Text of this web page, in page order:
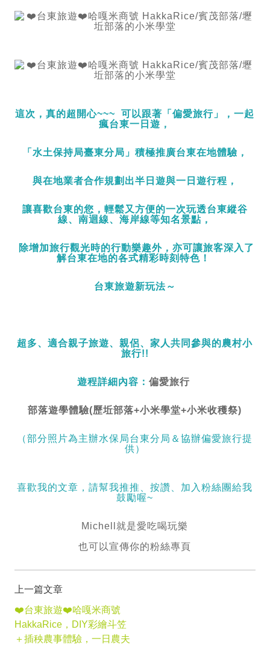
這次，真的超開心~~~ 可以跟著「偏愛旅行」，一起
瘋台東一日遊，
「 水土保持局臺東分局 」 積極推廣台東在地體驗，
與在地業者合作規劃出半日遊與一日遊行程，
讓喜歡台東的您，輕鬆又方便的一次玩透台東縱谷
線、南迴線、海岸線等知名景點，
除增加旅行觀光時的行動樂趣外，亦可讓旅客深入了
解台東在地的各式精彩時刻 特色！
台東旅遊新玩法～
超多、適合親子旅遊、親侶、家人共同參與的農村小
旅行!!
遊程詳細內容： 偏愛旅行
部落遊學體驗(歷坵部落+小米學堂+小米收穫祭)
（部分照片為主辦水保局台東分局＆協辦偏愛旅行提
供）
喜歡我的文章，請幫我推推、按讚、加入粉絲團給我
鼓勵喔~
Michell就是愛吃喝玩樂
也可以宣傳你的粉絲專頁
上一篇文章
❤️台東旅遊❤️哈嘎米商號
HakkaRice，DIY彩繪斗笠
＋插秧農事體驗，一日農夫